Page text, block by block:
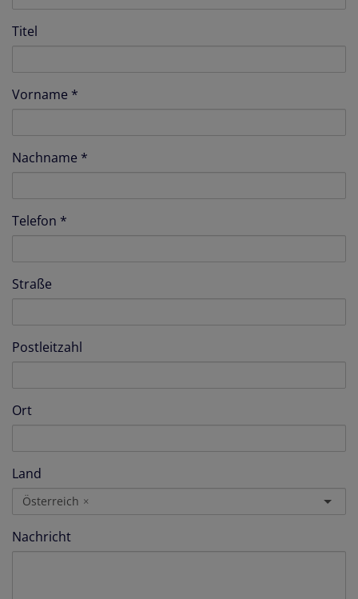
Titel
Vorname
Nachname
Telefon
Straße
Postleitzahl
Ort
Land
Österreich ×
Nachricht